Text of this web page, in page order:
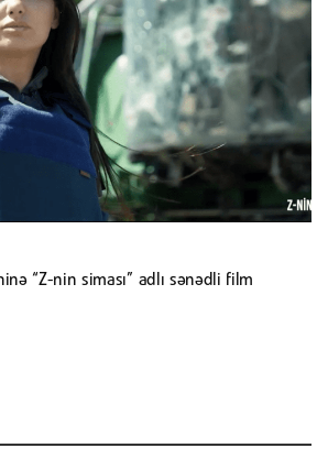
“Z-nin siması” adlı sənədli film